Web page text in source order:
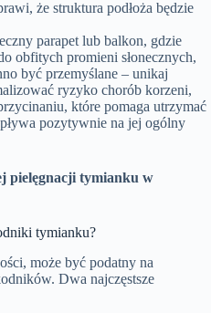
że struktura podłoża będzie
parapet lub balkon, gdzie
obfitych promieni słonecznych,
być przemyślane – unikaj
ryzyko chorób korzeni,
które pomaga utrzymać
pozytywnie na jej ogólny
pielęgnacji tymianku w
tymianku?
może być podatny na
Dwa najczęstsze